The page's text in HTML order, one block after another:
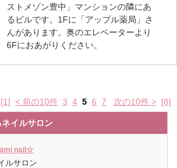
ストメゾン豊中」マンションの隣にあ
るビルです。1Fに「アップル薬局」さ
んがあります。奥のエレベーターより
6Fにおあがりください。
[1] < 前の10件 3 4 5 6 7 次の10件 > [8]
イルサロン
nail☆
ルサロン